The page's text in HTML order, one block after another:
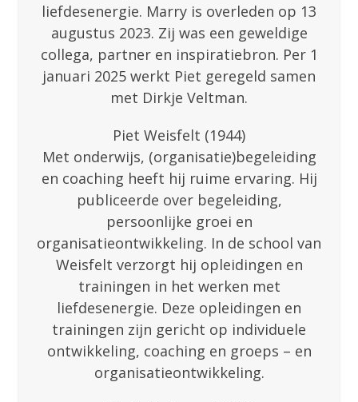
liefdesenergie. Marry is overleden op 13
augustus 2023. Zij was een geweldige
collega, partner en inspiratiebron. Per 1
januari 2025 werkt Piet geregeld samen
met Dirkje Veltman.
Piet Weisfelt (1944)
Met onderwijs, (organisatie)begeleiding
en coaching heeft hij ruime ervaring. Hij
publiceerde over begeleiding,
persoonlijke groei en
organisatieontwikkeling. In de school van
Weisfelt verzorgt hij opleidingen en
trainingen in het werken met
liefdesenergie. Deze opleidingen en
trainingen zijn gericht op individuele
ontwikkeling, coaching en groeps – en
organisatieontwikkeling.